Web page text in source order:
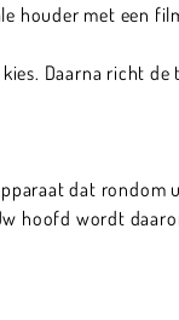
houder met een
Daarna richt de
dat rondom
hoofd wordt